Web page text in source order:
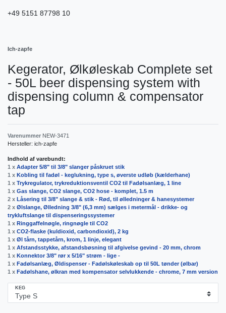
+49 5151 87798 10
Ich-zapfe
Kegerator, Ølkøleskab Complete set
- 50L beer dispensing system with
dispensing column & compensator
tap
Varenummer NEW-3471
Hersteller: ich-zapfe
Indhold af varebundt:
1 x Adapter 5/8" til 3/8" slanger påskruet stik
1 x Kobling til fadøl - keglukning, type s, øverste udløb (kælderhane)
1 x Trykregulator, trykreduktionsventil CO2 til Fadølsanlæg, 1 line
1 x Gas slange, CO2 slange, CO2 hose - komplet, 1.5 m
2 x Låsering til 3/8" slange & stik - Rød, til ølledninger & hanesystemer
2 x Ølslange, Ølledning 3/8" (6,3 mm) sælges i metermål - drikke- og
trykluftslange til dispenseringssystemer
1 x Ringgaffelnøgle, ringnøgle til CO2
1 x CO2-flaske (kuldioxid, carbondioxid), 2 kg
1 x Øl tårn, tappetårn, krom, 1 linje, elegant
1 x Afstandsstykke, afstandsbøsning til afgivelse gevind - 20 mm, chrom
1 x Konnektor 3/8" rør x 5/16" strøm - lige -
1 x Fadølsanlæg, Øldispenser - Fadølskøleskab op til 50L tønder (ølbar)
1 x Fadølshane, ølkran med kompensator selvlukkende - chrome, 7 mm version
KEG